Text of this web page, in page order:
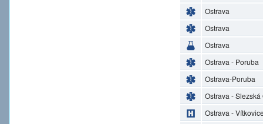
Ostrava
Ostrava
Ostrava
Ostrava - Poruba
Ostrava-Poruba
Ostrava - Slezská
Ostrava -